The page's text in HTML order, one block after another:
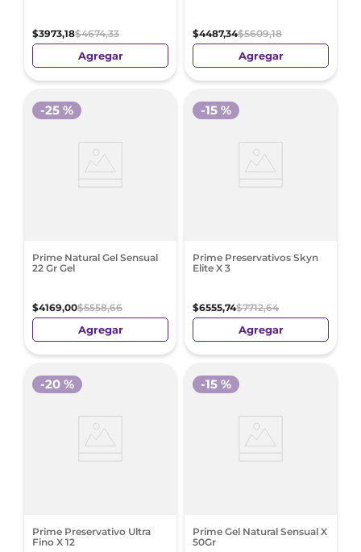
$3973,18$4674,33
Agregar
$4487,34$5609,18
Agregar
Prime Natural Gel Sensual
22 Gr Gel
$4169,00$5558,66
-25 %
Agregar
Prime Preservativos Skyn
Elite X 3
$6555,74$7712,64
-15 %
Agregar
Prime Preservativo Ultra
Fino X 12
-20 %
Prime Gel Natural Sensual X
50Gr
-15 %